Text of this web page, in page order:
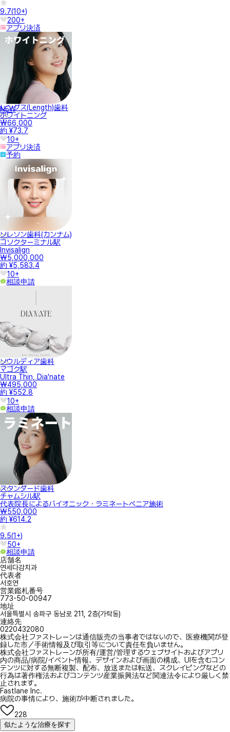
9.7(10+)
200+
アプリ決済
NEW
レングス(Length)歯科
ホワイトニング
₩66,000
約 ¥73.7
10+
アプリ決済
予約
ソレソン歯科(カンナム)
コソクターミナル駅
Invisalign
₩5,000,000
約 ¥5,583.4
10+
相談申請
ソウルディア歯科
マゴク駅
Ultra Thin, Dia'nate
₩495,000
約 ¥552.8
10+
相談申請
スタンダード歯科
チャムシル駅
代表院長によるバイオニック・ラミネートべニア施術
₩550,000
約 ¥614.2
9.5(1+)
50+
相談申請
店舗名
연세다감치과
代表者
서호연
営業鑑札番号
773-50-00947
地址
서울특별시 송파구 동남로 211, 2층(가락동)
連絡先
0220432080
株式会社ファストレーンは通信販売の当事者ではないので、医療機関が登
録した市／手術情報及び取引等について責任を負いません。
株式会社ファストレーンが所有/運営/管理するウェブサイトおよびアプリ
内の商品/病院/イベント情報、デザインおよび画面の構成、UIを含むコン
テンツに対する無断複製、配布、放送または転送、スクレイピングなどの
行為は著作権法およびコンテンツ産業振興法など関連法令により厳しく禁
止されます。
Fastlane Inc.
病院の事情により、施術が中断されました。
228
似たような治療を探す